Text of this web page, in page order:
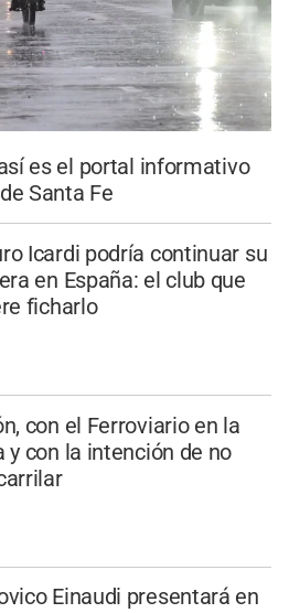
es el portal informativo
Santa Fe
Icardi podría continuar su
en España: el club que
ficharlo
con el Ferroviario en la
y con la intención de no
Einaudi presentará en